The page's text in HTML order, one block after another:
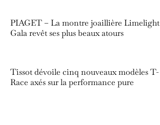
PIAGET – La montre joaillière Limelight
Gala revêt ses plus beaux atours
Tissot dévoile cinq nouveaux modèles T-
Race axés sur la performance pure